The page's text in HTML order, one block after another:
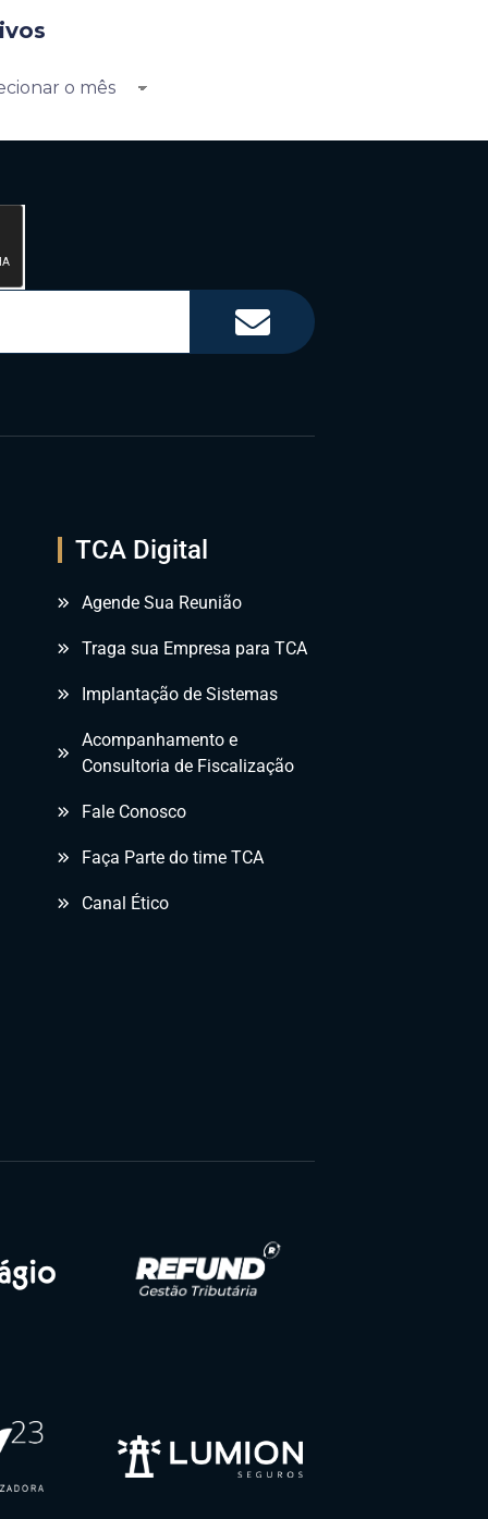
TCA Digital
Agende Sua Reunião
Traga sua Empresa para TCA
Implantação de Sistemas
Acompanhamento e
Consultoria de Fiscalização
Fale Conosco
Faça Parte do time TCA
Canal Ético